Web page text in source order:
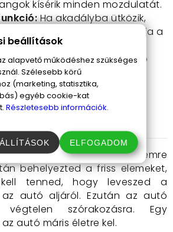
kísérik minden mozdulatát.
Ha akadályba ütközik,
irányt változtat, így folytatja a
megoldások:Az autó
védő burkolja, amelyet a
kell eltávolítani.
a játékot a
három darab AA elemre
behelyezted a friss elemeket,
tenned, hogy leveszed a
autó aljáról. Ezután az autó
szórakozásra. Egy
autó máris életre kel.
beállítások
alapvető működéshez szükséges
Szélesebb körű
(marketing, statisztika,
egyéb cookie-kat
Részletesebb információk.
ELFOGADOM